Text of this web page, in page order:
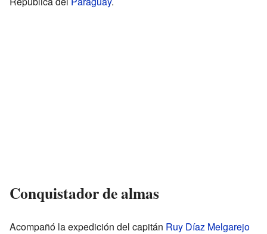
Conquistador de almas
Acompañó la expedición del capitán Ruy Díaz Melgarejo